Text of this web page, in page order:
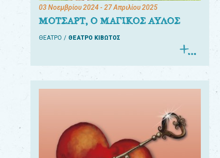
03 Νοεμβρίου 2024- 27 Απριλίου 2025
ΜΟΤΣΑΡΤ, Ο ΜΑΓΙΚΟΣ ΑΥΛΟΣ
ΘΕΑΤΡΟ ΘΕΑΤΡΟ ΚΙΒΩΤΟΣ